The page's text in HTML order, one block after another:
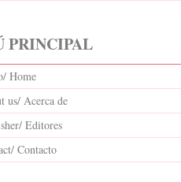
PRINCIPAL
Home
us/ Acerca de
Editores
Contacto